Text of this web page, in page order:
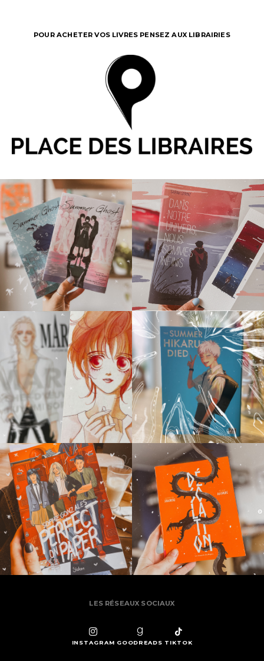
POUR ACHETER VOS LIVRES PENSEZ AUX LIBRAIRIES
LES RÉSEAUX SOCIAUX
INSTAGRAM GOODREADS TIKTOK